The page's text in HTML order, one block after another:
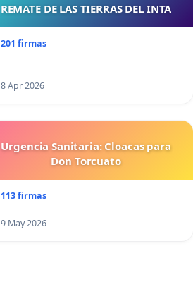
REMATE DE LAS TIERRAS DEL INTA
201 firmas
8 Apr 2026
Urgencia Sanitaria: Cloacas para
Don Torcuato
113 firmas
9 May 2026